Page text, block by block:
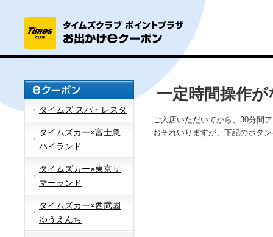
タイムズ スパ・レスタ
タイムズカー×富士急
ハイランド
タイムズカー×東京サ
マーランド
タイムズカー×西武園
ゆうえんち
一定時間操作
ご入店いただいてから、30分間
おそれいりますが、下記のボタ